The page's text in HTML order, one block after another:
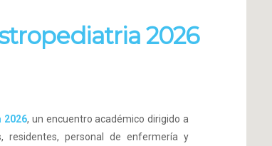
2026
2026, un encuentro académico dirigido a
residentes, personal de enfermería y